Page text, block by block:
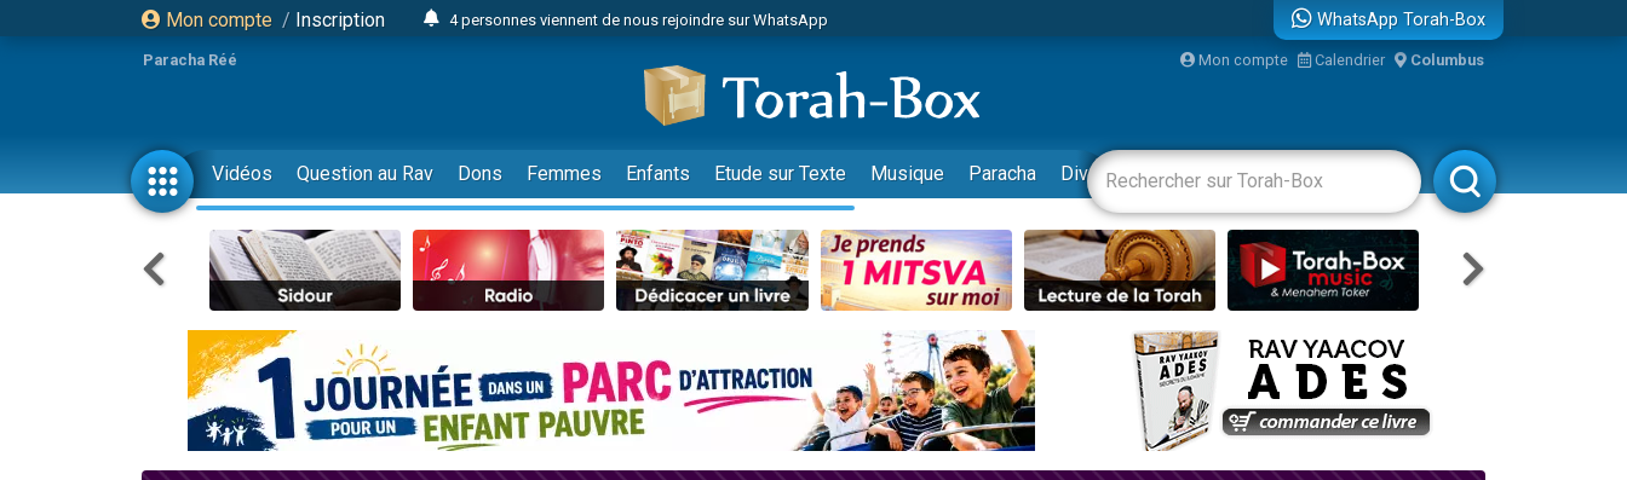
Mon compte / Inscription
4 personnes viennent de nous rejoindre sur WhatsApp
Odaya vient de donner son Maasser
3 personnes viennent de faire un don pour 5 jours de vacances aux Orphelins
3 personnes viennent de faire un don pour Diane, 80 ans, dans un appartement insalubre
13 personnes viennent de demander une bénédiction
2 personnes viennent de nous rejoindre sur WhatsApp
30 personnes viennent de faire un don pour Sauvez la jambe de Yohan
Il reste 49 places pour étudier en groupe sur Zoom
3 personnes viennent de nous rejoindre sur WhatsApp
2 personnes viennent de nous rejoindre sur WhatsApp
3 personnes viennent de nous rejoindre sur WhatsApp
WhatsApp Torah-Box
Paracha Réé Mon compte Calendrier Columbus
Vidéos Question au Rav Dons Femmes Enfants Etude sur Texte Musique Paracha Divertissements Livres Rabbanim